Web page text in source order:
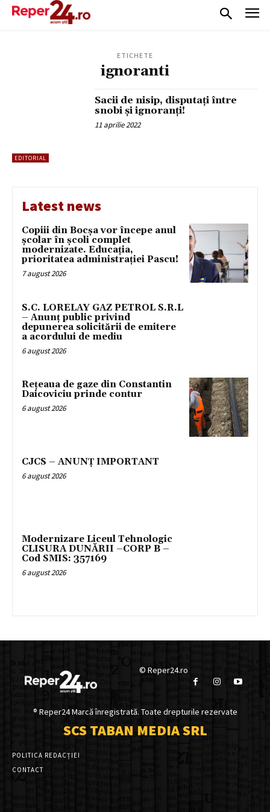
ETICHETE
ignoranti
EDITORIAL
Sacii de nisip, disputați între
snobi și ignoranți!
11 aprilie 2022
Latest news
Copiii din Bocșa vor începe anul
școlar în școli complet
modernizate. Educația,
prioritatea administrației Pascu!
7 august 2026
S.C. LORELAY GAZ PETROL S.R.L
– Anunț public privind
depunerea solicitării de emitere
a acordului de mediu
6 august 2026
Rețeaua de gaze din Constantin
Daicoviciu prinde contur
6 august 2026
CJCS – ANUNȚ IMPORTANT
6 august 2026
Modernizare Liceul Tehnologic
CLISURA DUNĂRII –CORP B –
Cod SMIS: 357169
6 august 2026
© Reper24.ro
® Reper24 Marcă înregistrată. Toate drepturile rezervate
SCS TABAN MEDIA SRL
POLITICA REDACȚIEI
CONTACT